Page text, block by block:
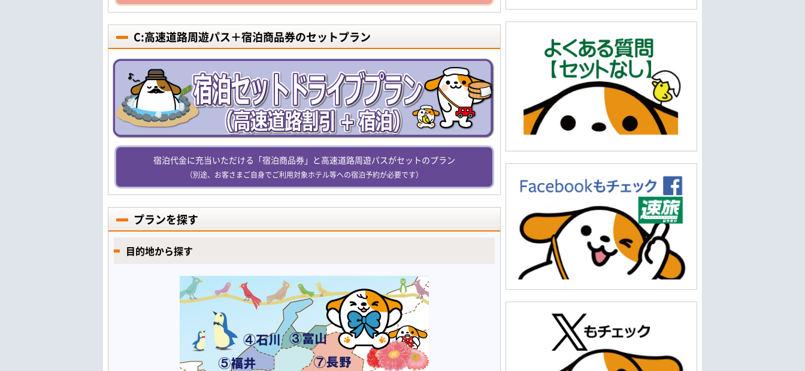
C:高速道路周遊パス＋宿泊商品券のセットプラン
宿泊代金に充当いただける「宿泊商品券」と高速道路周遊パスがセットのプラン
（別途、お客さまご自身でご利用対象ホテル等への宿泊予約が必要です）
プランを探す
目的地から探す